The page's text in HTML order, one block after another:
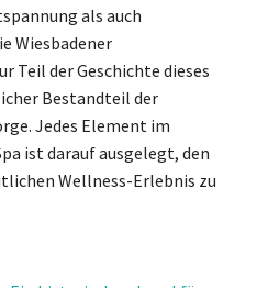
als auch
Wiesbadener
Teil der Geschichte dieses
Bestandteil der
Jedes Element im
ist darauf ausgelegt, den
Wellness-Erlebnis zu